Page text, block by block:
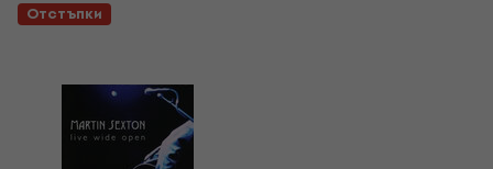
Отстъпки